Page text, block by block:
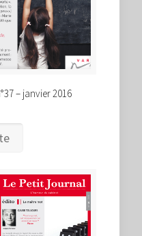
– janvier 2016